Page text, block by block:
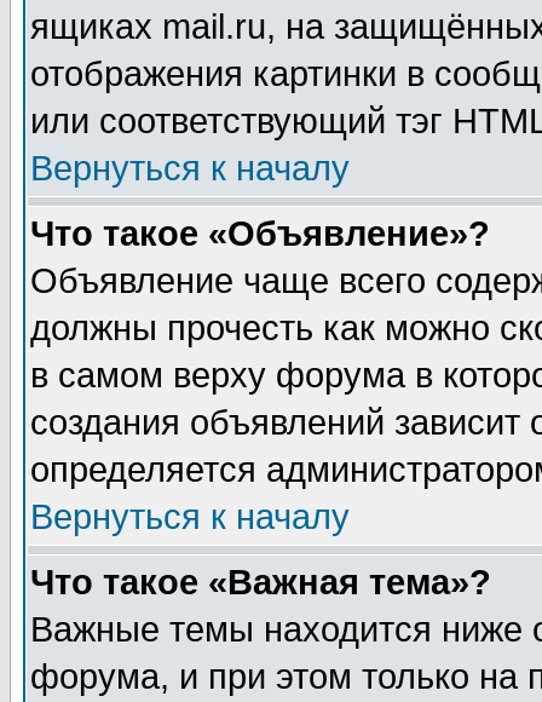
ящиках mail.ru, на
отображения картинки в
или соответствующий тэг
Вернуться к началу
Что такое «Объявление»?
Объявление чаще всего
должны прочесть как можно
в самом верху форума в
создания объявлений зависит
определяется
Вернуться к началу
Что такое «Важная тема»?
Важные темы находится ниже
форума, и при этом только на